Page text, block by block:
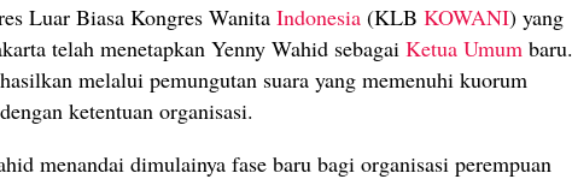
Luar Biasa Kongres Wanita Indonesia (KLB KOWANI) yang
telah menetapkan Yenny Wahid sebagai Ketua Umum baru.
melalui pemungutan suara yang memenuhi kuorum
ketentuan organisasi.
menandai dimulainya fase baru bagi organisasi perempuan